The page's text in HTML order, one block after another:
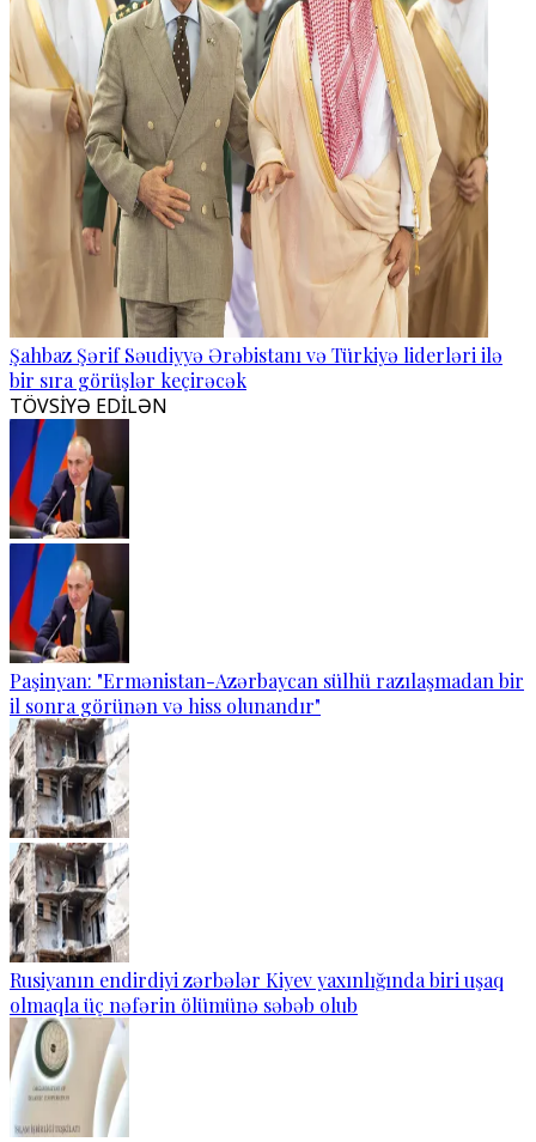
Şahbaz Şərif Səudiyyə Ərəbistanı və Türkiyə liderləri ilə
bir sıra görüşlər keçirəcək
TÖVSİYƏ EDİLƏN
Paşinyan: "Ermənistan-Azərbaycan sülhü razılaşmadan bir
il sonra görünən və hiss olunandır"
Rusiyanın endirdiyi zərbələr Kiyev yaxınlığında biri uşaq
olmaqla üç nəfərin ölümünə səbəb olub